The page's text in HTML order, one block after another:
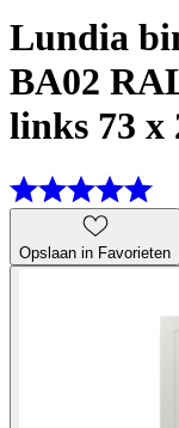
Lundia
BA02
links 73 x
Opslaan in Favorieten